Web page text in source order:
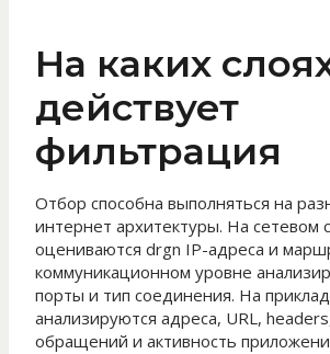
На каких
действует
фильтрация
Отбор способна выполняться на
интернет архитектуры. На сетевом
оцениваются drgn IP-адреса и
коммуникационном уровне
порты и тип соединения. На
анализируются адреса, URL,
обращений и активность